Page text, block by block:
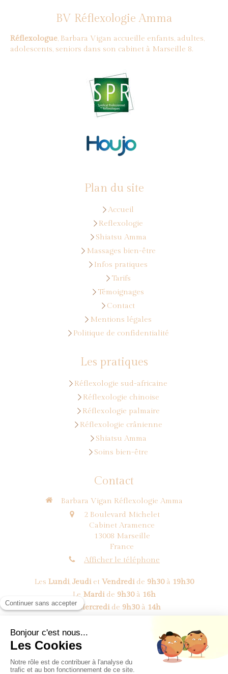
BV Réflexologie Amma
Réflexologue, Barbara Vigan accueille enfants, adultes,
adolescents, seniors dans son cabinet à Marseille 8.
Plan du site
Accueil
Reflexologie
Shiatsu Amma
Massages bien-être
Infos pratiques
Tarifs
Témoignages
Contact
Mentions légales
Politique de confidentialité
Les pratiques
Réflexologie sud-africaine
Réflexologie chinoise
Réflexologie palmaire
Réflexologie crânienne
Shiatsu Amma
Soins bien-être
Contact
Barbara Vigan Réflexologie Amma
2 Boulevard Michelet
Cabinet Aramence
13008 Marseille
France
Afficher le téléphone
Les Lundi, Jeudiet Vendredide 9h30à 19h30
Le Mardide 9h30à 16h
Le Mercredide 9h30à 14h
©2018 BV Réflexologie Amma - Réflexologue Marseille 8